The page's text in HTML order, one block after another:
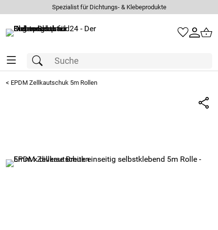
Spezialist für Dichtungs- & Klebeprodukte
< EPDM Zellkautschuk 5m Rollen